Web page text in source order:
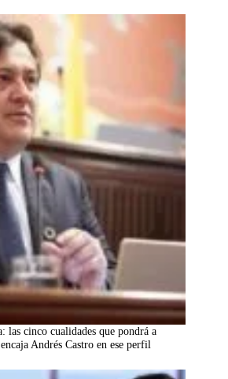
cinco cualidades que pondrá a
Andrés Castro en ese perfil